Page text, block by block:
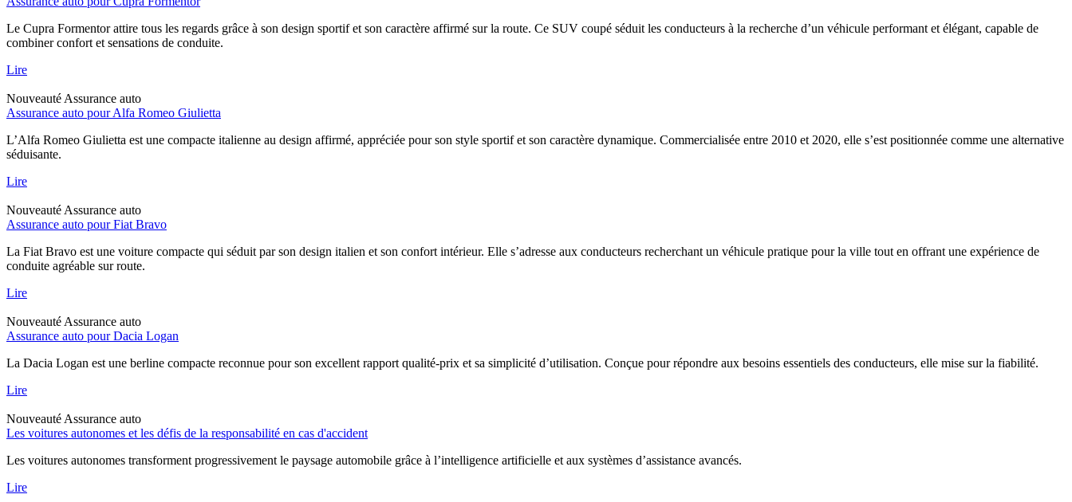
Le Cupra Formentor attire tous les regards grâce à son design sportif et son caractère affirmé sur la route. Ce SUV coupé séduit les conducteurs à la recherche d’un véhicule performant et élégant, capable de
combiner confort et sensations de conduite.
Lire
Nouveauté Assurance auto
Assurance auto pour Alfa Romeo Giulietta
L’Alfa Romeo Giulietta est une compacte italienne au design affirmé, appréciée pour son style sportif et son caractère dynamique. Commercialisée entre 2010 et 2020, elle s’est positionnée comme une alternative
séduisante.
Lire
Nouveauté Assurance auto
Assurance auto pour Fiat Bravo
La Fiat Bravo est une voiture compacte qui séduit par son design italien et son confort intérieur. Elle s’adresse aux conducteurs recherchant un véhicule pratique pour la ville tout en offrant une expérience de
conduite agréable sur route.
Lire
Nouveauté Assurance auto
Assurance auto pour Dacia Logan
La Dacia Logan est une berline compacte reconnue pour son excellent rapport qualité-prix et sa simplicité d’utilisation. Conçue pour répondre aux besoins essentiels des conducteurs, elle mise sur la fiabilité.
Lire
Nouveauté Assurance auto
Les voitures autonomes et les défis de la responsabilité en cas d'accident
Les voitures autonomes transforment progressivement le paysage automobile grâce à l’intelligence artificielle et aux systèmes d’assistance avancés.
Lire